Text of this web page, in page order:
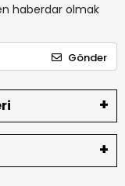
haberdar olmak
Gönder